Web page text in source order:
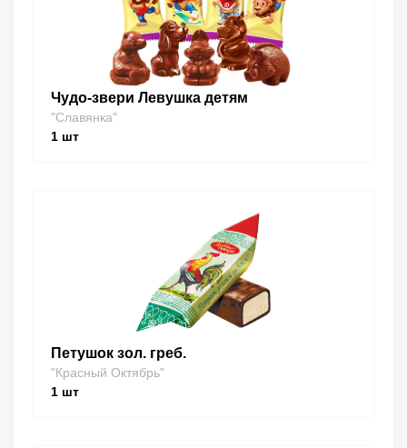
Чудо-звери Левушка детям
"Славянка"
1 шт
Петушок зол. греб.
"Красный Октябрь"
1 шт